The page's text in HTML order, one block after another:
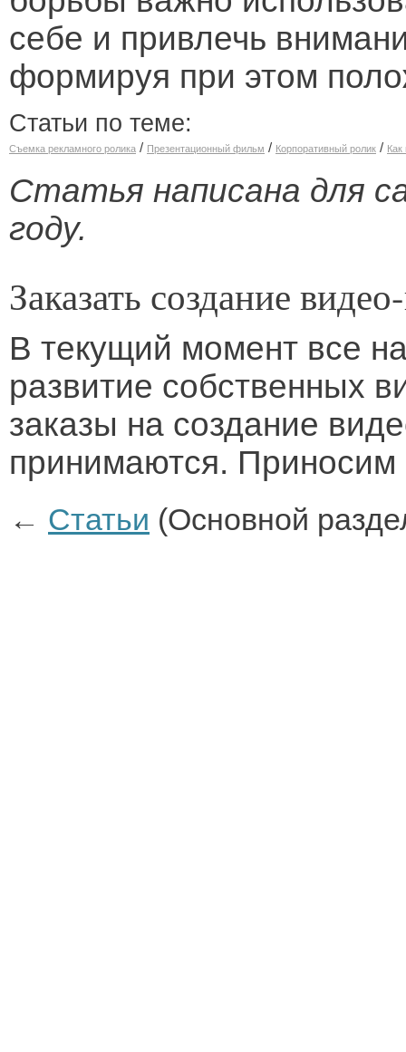
себе и привлечь
формируя при этом
Статьи по теме:
Съемка рекламного ролика / Презентационный фильм / Корпоративный ролик /
Статья написана для
году.
Заказать создание
В текущий момент все
развитие собственных
заказы на создание
принимаются. Приносим
← Статьи (Основной